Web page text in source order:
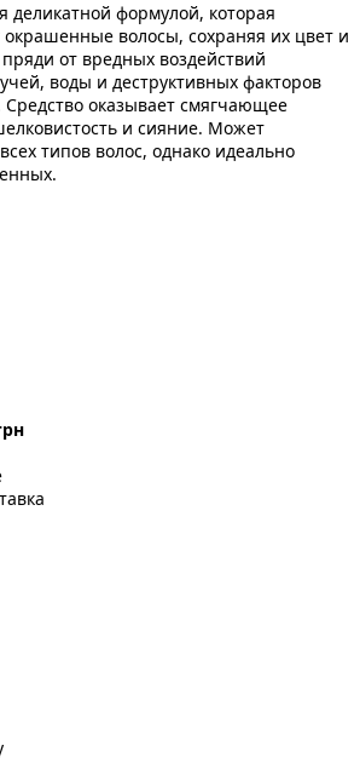
деликатной формулой, которая
волосы, сохраняя их цвет и
от вредных воздействий
воды и деструктивных факторов
оказывает смягчающее
и сияние. Может
типов волос, однако идеально